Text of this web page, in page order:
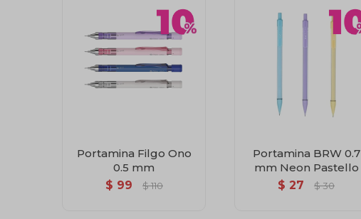
Portamina Filgo Ono
0.5 mm
$ 99 $ 110
Portamina BRW 0.7
mm Neon Pastello
$ 27 $ 30